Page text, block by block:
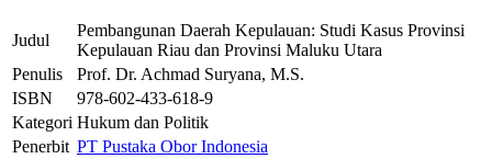
Judul
Pembangunan Daerah Kepulauan: Studi Kasus Provinsi
Kepulauan Riau dan Provinsi Maluku Utara
Penulis
Prof. Dr. Achmad Suryana, M.S.
ISBN
978-602-433-618-9
Kategori Hukum dan Politik
Penerbit PT Pustaka Obor Indonesia